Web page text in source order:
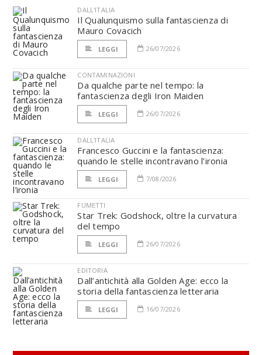
DALL'ITALIA
Il Qualunquismo sulla fantascienza di
Mauro Covacich
LEGGI 26/07/2026
CONTAMINAZIONI
Da qualche parte nel tempo: la
fantascienza degli Iron Maiden
LEGGI 26/07/2026
DALL'ITALIA
Francesco Guccini e la fantascienza:
quando le stelle incontravano l’ironia
LEGGI 7/08/2026
FUMETTI
Star Trek: Godshock, oltre la curvatura
del tempo
LEGGI 26/07/2026
EDITORIA
Dall’antichità alla Golden Age: ecco la
storia della fantascienza letteraria
LEGGI 16/07/2026